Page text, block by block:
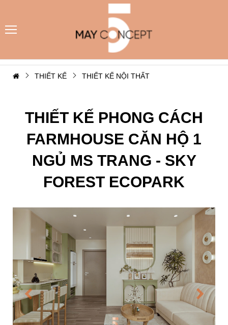
THIẾT KẾ THIẾT KẾ NỘI THẤT
THIẾT KẾ PHONG CÁCH
FARMHOUSE CĂN HỘ 1
NGỦ MS TRANG - SKY
FOREST ECOPARK